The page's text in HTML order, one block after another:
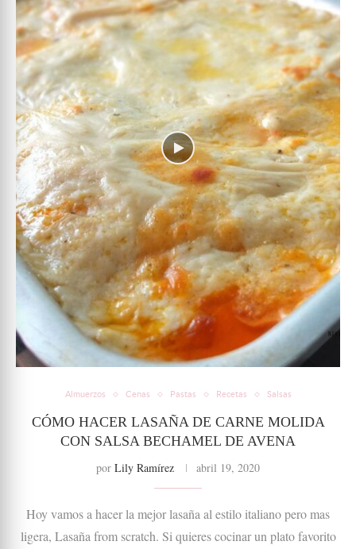
Almuerzos Cenas Pastas Recetas Salsas
CÓMO HACER LASAÑA DE CARNE MOLIDA
CON SALSA BECHAMEL DE AVENA
por Lily Ramírez abril 19, 2020
Hoy vamos a hacer la mejor lasaña al estilo italiano pero mas
ligera, Lasaña from scratch. Si quieres cocinar un plato favorito